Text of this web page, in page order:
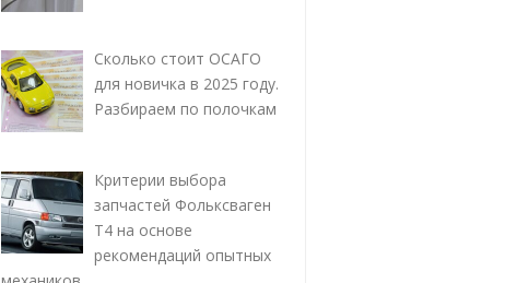
Сколько стоит ОСАГО
для новичка в 2025 году.
Разбираем по полочкам
Критерии выбора
запчастей Фольксваген
Т4 на основе
рекомендаций опытных